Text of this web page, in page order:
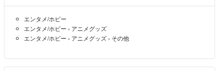
エンタメ/ホビー
エンタメ/ホビー › アニメグッズ
エンタメ/ホビー › アニメグッズ › その他